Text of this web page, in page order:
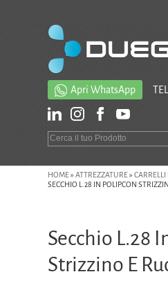
Apri WhatsApp TEL.
HOME» ATTREZZATURE» CARRELLI
SECCHIO L.28 IN POLIP.CON
Secchio L.28
Strizzino E